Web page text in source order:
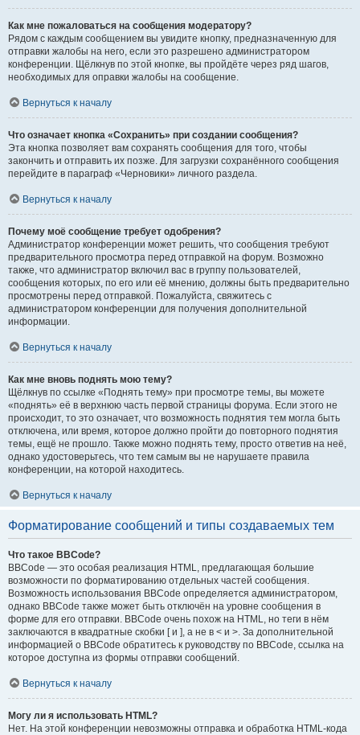
Как мне пожаловаться на сообщения модератору?
Рядом с каждым сообщением вы увидите кнопку, предназначенную для
отправки жалобы на него, если это разрешено администратором
конференции. Щёлкнув по этой кнопке, вы пройдёте через ряд шагов,
необходимых для оправки жалобы на сообщение.
Вернуться к началу
Что означает кнопка «Сохранить» при создании сообщения?
Эта кнопка позволяет вам сохранять сообщения для того, чтобы
закончить и отправить их позже. Для загрузки сохранённого сообщения
перейдите в параграф «Черновики» личного раздела.
Вернуться к началу
Почему моё сообщение требует одобрения?
Администратор конференции может решить, что сообщения требуют
предварительного просмотра перед отправкой на форум. Возможно
также, что администратор включил вас в группу пользователей,
сообщения которых, по его или её мнению, должны быть предварительно
просмотрены перед отправкой. Пожалуйста, свяжитесь с
администратором конференции для получения дополнительной
информации.
Вернуться к началу
Как мне вновь поднять мою тему?
Щёлкнув по ссылке «Поднять тему» при просмотре темы, вы можете
«поднять» её в верхнюю часть первой страницы форума. Если этого не
происходит, то это означает, что возможность поднятия тем могла быть
отключена, или время, которое должно пройти до повторного поднятия
темы, ещё не прошло. Также можно поднять тему, просто ответив на неё,
однако удостоверьтесь, что тем самым вы не нарушаете правила
конференции, на которой находитесь.
Вернуться к началу
Форматирование сообщений и типы создаваемых тем
Что такое BBCode?
BBCode — это особая реализация HTML, предлагающая большие
возможности по форматированию отдельных частей сообщения.
Возможность использования BBCode определяется администратором,
однако BBCode также может быть отключён на уровне сообщения в
форме для его отправки. BBCode очень похож на HTML, но теги в нём
заключаются в квадратные скобки [ и ], а не в < и >. За дополнительной
информацией о BBCode обратитесь к руководству по BBCode, ссылка на
которое доступна из формы отправки сообщений.
Вернуться к началу
Могу ли я использовать HTML?
Нет. На этой конференции невозможны отправка и обработка HTML-кода